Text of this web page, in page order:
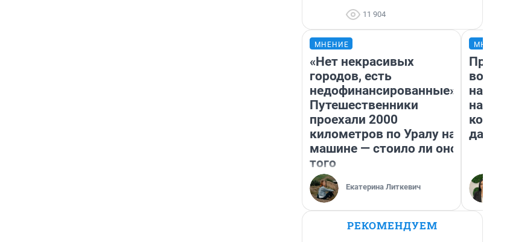
11 904
МНЕНИЕ
«Нет некрасивых
городов, есть
недофинансированные».
Путешественники
проехали 2000
километров по Уралу на
машине — стоило ли оно
того
Екатерина Литкевич
нам
даже
РЕКОМЕНДУЕМ